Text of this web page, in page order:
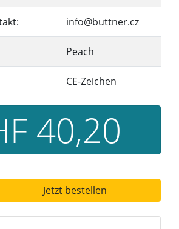
info@buttner.cz
Peach
CE-Zeichen
40,20
Jetzt bestellen